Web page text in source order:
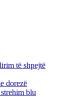
të shpejtë
dorezë
blu